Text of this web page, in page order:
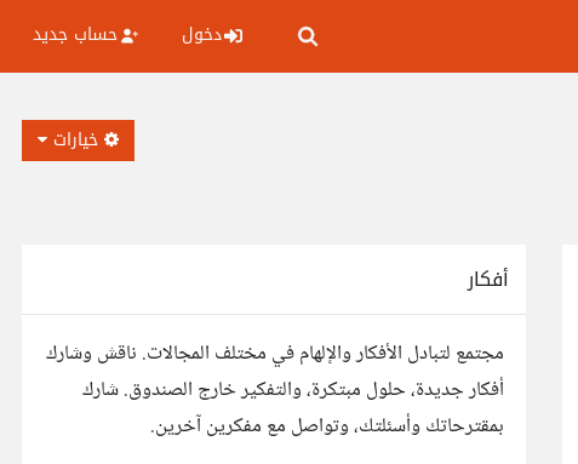
دخول حساب جديد
خيارات
أفكار
مجتمع لتبادل الأفكار والإلهام في مختلف المجالات. ناقش وشارك
أفكار جديدة، حلول مبتكرة، والتفكير خارج الصندوق. شارك
بمقترحاتك وأسئلتك، وتواصل مع مفكرين آخرين.